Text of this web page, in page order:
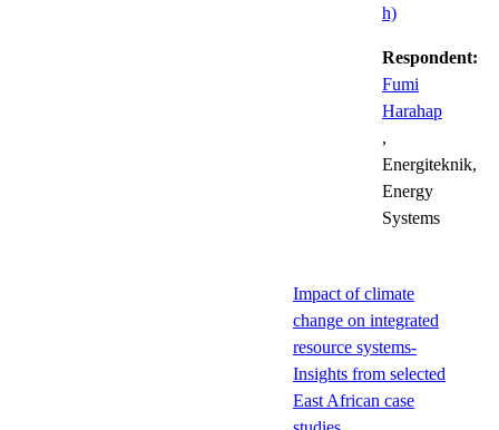
h)
Respondent:
Fumi
Harahap
,
Energiteknik,
Energy
Systems
Impact of climate
change on integrated
resource systems-
Insights from selected
East African case